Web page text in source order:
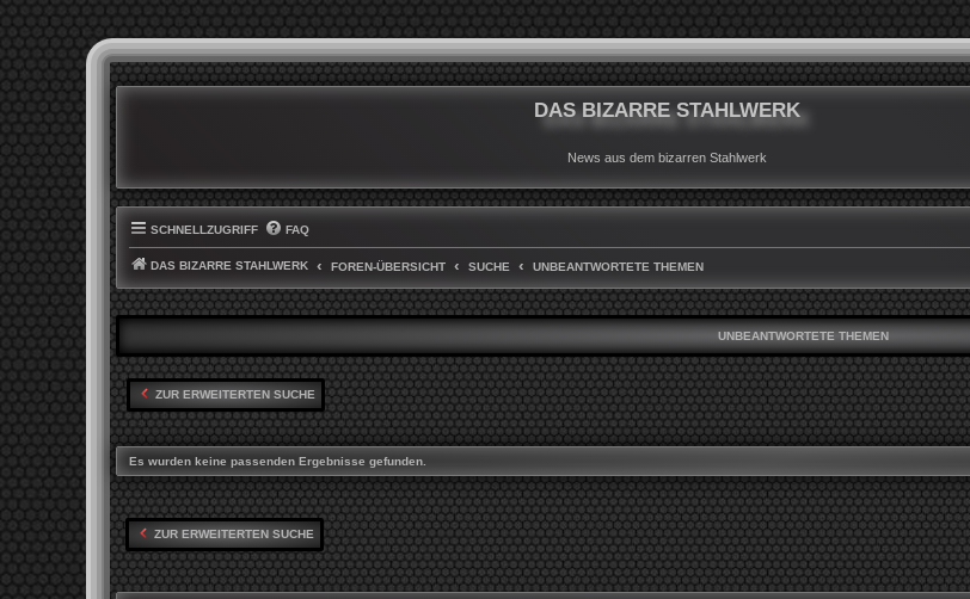
DAS BIZARRE STAHLWERK
News aus dem bizarren Stahlwerk
SCHNELLZUGRIFF FAQ
DAS BIZARRE STAHLWERK FOREN-ÜBERSICHT SUCHE UNBEANTWORTETE THEMEN
UNBEANTWORTETE THEMEN
ZUR ERWEITERTEN SUCHE
Es wurden keine passenden Ergebnisse gefunden.
ZUR ERWEITERTEN SUCHE